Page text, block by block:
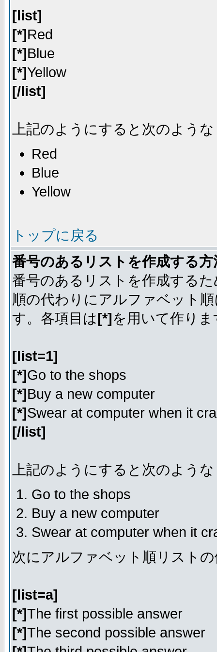
[list]
[*]Red
[*]Blue
[*]Yellow
[/list]
上記のようにすると次のよう
Red
Blue
Yellow
トップに戻る
番号のあるリストを作成する方
番号のあるリストを作成する
順の代わりにアルファベット
す。各項目は[*]を用いて作り
[list=1]
[*]Go to the shops
[*]Buy a new computer
[*]Swear at computer when it
[/list]
上記のようにすると次のよう
Go to the shops
Buy a new computer
Swear at computer when it
次にアルファベット順リスト
[list=a]
[*]The first possible answer
[*]The second possible answer